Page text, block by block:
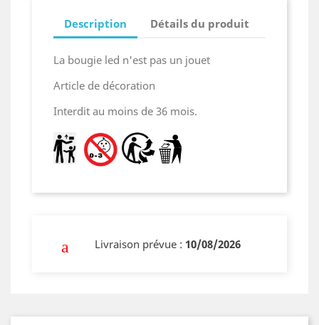
Description Détails du produit
La bougie led n'est pas un jouet
Article de décoration
Interdit au moins de 36 mois.
Livraison prévue : 10/08/2026